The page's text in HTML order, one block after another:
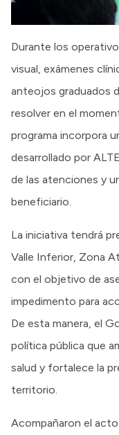
Durante los
visual, exámenes
anteojos graduados
resolver en el
programa incorpora
desarrollado por
de las atenciones y
beneficiario.
La iniciativa tendrá
Valle Inferior, Zona
con el objetivo de
impedimento para
De esta manera, el
política pública que
salud y fortalece la
territorio.
Acompañaron el